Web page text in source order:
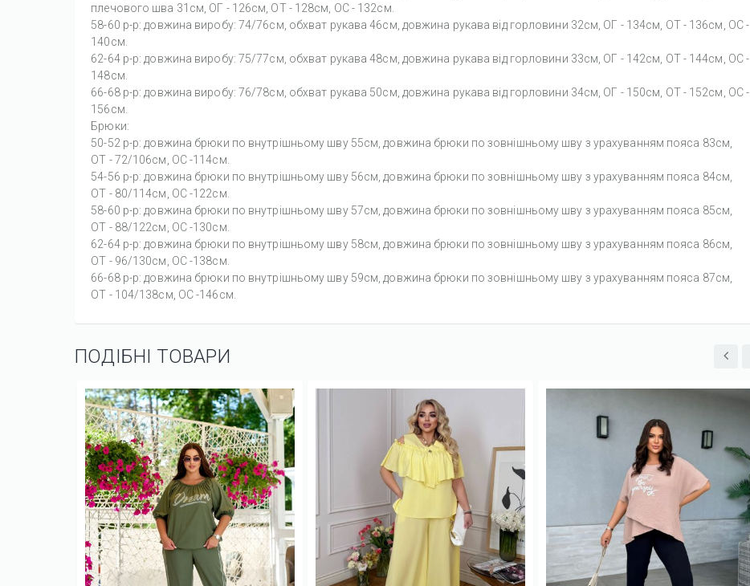
плечового шва 31см, ОГ - 126см, ОТ - 128см, OC - 132см.
58-60 р-р: довжина виробу: 74/76см, обхват рукава 46см, довжина рукава від горловини 32см, ОГ - 134см, ОТ - 136см, OC -
140см.
62-64 р-р: довжина виробу: 75/77см, обхват рукава 48см, довжина рукава від горловини 33см, ОГ - 142см, ОТ - 144см, OC -
148см.
66-68 р-р: довжина виробу: 76/78см, обхват рукава 50см, довжина рукава від горловини 34см, ОГ - 150см, ОТ - 152см, OC -
156см.
Брюки:
50-52 р-р: довжина брюки по внутрішньому шву 55см, довжина брюки по зовнішньому шву з урахуванням пояса 83см,
ОТ - 72/106см, OC -114см.
54-56 р-р: довжина брюки по внутрішньому шву 56см, довжина брюки по зовнішньому шву з урахуванням пояса 84см,
ОТ - 80/114см, OC -122см.
58-60 р-р: довжина брюки по внутрішньому шву 57см, довжина брюки по зовнішньому шву з урахуванням пояса 85см,
ОТ - 88/122см, OC -130см.
62-64 р-р: довжина брюки по внутрішньому шву 58см, довжина брюки по зовнішньому шву з урахуванням пояса 86см,
ОТ - 96/130см, OC -138см.
66-68 р-р: довжина брюки по внутрішньому шву 59см, довжина брюки по зовнішньому шву з урахуванням пояса 87см,
ОТ - 104/138см, OC -146см.
ПОДІБНІ ТОВАРИ